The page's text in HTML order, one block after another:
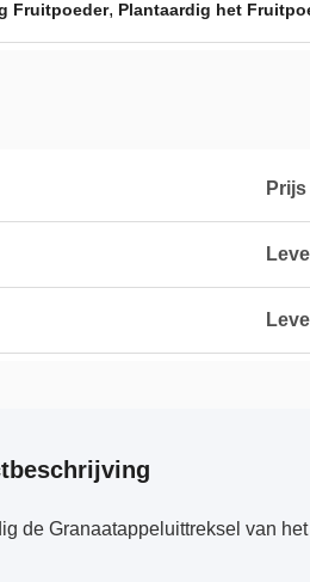
Fruitpoeder, Plantaardig het
Prijs
de Granaatappeluittreksel van